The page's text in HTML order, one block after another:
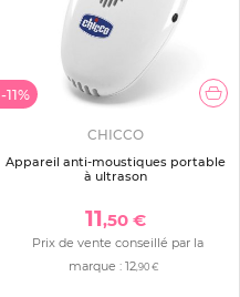
-11%
CHICCO
Appareil anti-moustiques portable
à ultrason
11,50 €
Prix de vente conseillé par la
marque : 12,90 €